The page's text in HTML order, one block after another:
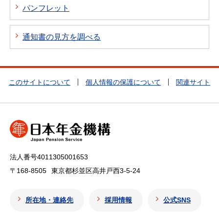
パンフレット
通知書の見方を調べる
このサイトについて 個人情報の保護について 関連サイト
法人番号4011305001653
〒168-8505
東京都杉並区高井戸西3-5-24
所在地・連絡先 採用情報 公式SNS